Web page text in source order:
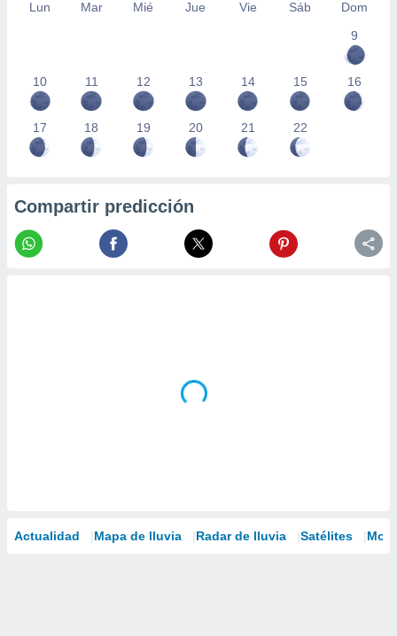
Lun Mar Mié Jue Vie Sáb
Dom
9
10 11 12 13 14 15 16
17 18 19 20 21 22
Compartir predicción
Actualidad Mapa de lluvia Radar de lluvia Satélites